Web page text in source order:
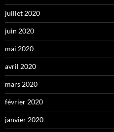
juillet 2020
juin 2020
mai 2020
avril 2020
mars 2020
février 2020
janvier 2020